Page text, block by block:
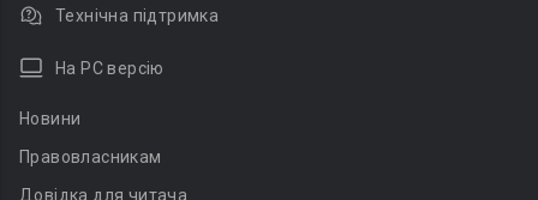
Технічна підтримка
На PC версію
Новини
Правовласникам
Довідка для читача